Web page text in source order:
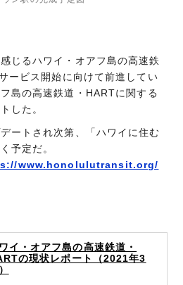
じるハワイ・オアフ島の高速鉄
ービス開始に向けて前進してい
島の高速鉄道・HARTに関する
した。
ートされ次第、「ハワイに住む
予定だ。
www.honolulutransit.org/
イ・オアフ島の高速鉄道・
の現状レポート（2021年3